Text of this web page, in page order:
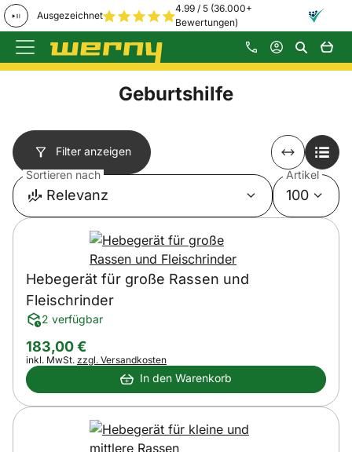
Ausgezeichnet
4.99 / 5 (36.000+
Bewertungen)
Zum Hauptinhalt springen
Geburtshilfe
Filter anzeigen
Sortieren nach
Relevanz
Artikel
100
Hebegerät für große Rassen und
Fleischrinder
2 verfügbar
183,00€
Steuerhinweis:
inkl. MwSt. zzgl. Versandkosten
In den Warenkorb